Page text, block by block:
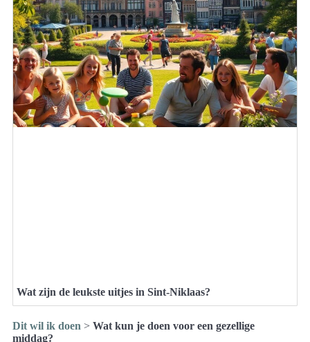
Wat zijn de leukste uitjes in Sint-Niklaas?
Dit wil ik doen > Wat kun je doen voor een gezellige
middag?